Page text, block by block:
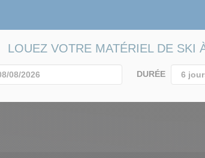
LOUEZ VOTRE MATÉRIEL DE SKI
DURÉE